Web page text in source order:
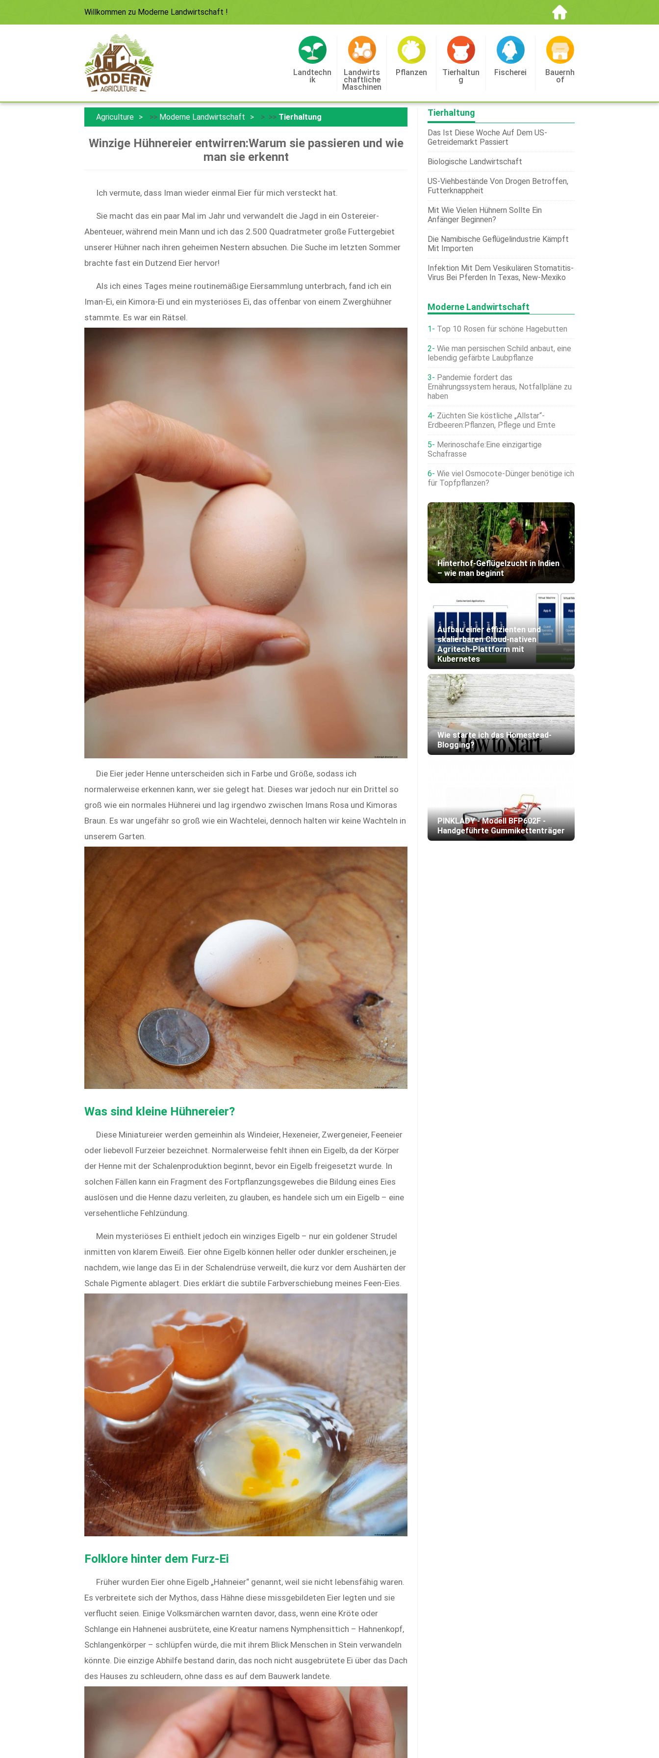
Willkommen zu Moderne Landwirtschaft !
Landtechn
Ik
Landwirts
Chaftliche
Maschinen
Pflanzen Tierhaltun
G
Fischerei Bauernh
Of
Agriculture >> Moderne Landwirtschaft > >> Tierhaltung
Winzige Hühnereier entwirren:Warum sie passieren und wie
man sie erkennt
Ich vermute, dass Iman wieder einmal Eier für mich versteckt hat.
Sie macht das ein paar Mal im Jahr und verwandelt die Jagd in ein Ostereier-
Abenteuer, während mein Mann und ich das 2.500 Quadratmeter große Futtergebiet
unserer Hühner nach ihren geheimen Nestern absuchen. Die Suche im letzten Sommer
brachte fast ein Dutzend Eier hervor!
Als ich eines Tages meine routinemäßige Eiersammlung unterbrach, fand ich ein
Iman-Ei, ein Kimora-Ei und ein mysteriöses Ei, das offenbar von einem Zwerghühner
stammte. Es war ein Rätsel.
Die Eier jeder Henne unterscheiden sich in Farbe und Größe, sodass ich
normalerweise erkennen kann, wer sie gelegt hat. Dieses war jedoch nur ein Drittel so
groß wie ein normales Hühnerei und lag irgendwo zwischen Imans Rosa und Kimoras
Braun. Es war ungefähr so groß wie ein Wachtelei, dennoch halten wir keine Wachteln in
unserem Garten.
Was sind kleine Hühnereier?
Diese Miniatureier werden gemeinhin als Windeier, Hexeneier, Zwergeneier, Feeneier
oder liebevoll Furzeier bezeichnet. Normalerweise fehlt ihnen ein Eigelb, da der Körper
der Henne mit der Schalenproduktion beginnt, bevor ein Eigelb freigesetzt wurde. In
solchen Fällen kann ein Fragment des Fortpflanzungsgewebes die Bildung eines Eies
auslösen und die Henne dazu verleiten, zu glauben, es handele sich um ein Eigelb – eine
versehentliche Fehlzündung.
Mein mysteriöses Ei enthielt jedoch ein winziges Eigelb – nur ein goldener Strudel
inmitten von klarem Eiweiß. Eier ohne Eigelb können heller oder dunkler erscheinen, je
nachdem, wie lange das Ei in der Schalendrüse verweilt, die kurz vor dem Aushärten der
Schale Pigmente ablagert. Dies erklärt die subtile Farbverschiebung meines Feen-Eies.
Folklore hinter dem Furz-Ei
Früher wurden Eier ohne Eigelb „Hahneier“ genannt, weil sie nicht lebensfähig waren.
Es verbreitete sich der Mythos, dass Hähne diese missgebildeten Eier legten und sie
verflucht seien. Einige Volksmärchen warnten davor, dass, wenn eine Kröte oder
Schlange ein Hahnenei ausbrütete, eine Kreatur namens Nymphensittich – Hahnenkopf,
Schlangenkörper – schlüpfen würde, die mit ihrem Blick Menschen in Stein verwandeln
könnte. Die einzige Abhilfe bestand darin, das noch nicht ausgebrütete Ei über das Dach
des Hauses zu schleudern, ohne dass es auf dem Bauwerk landete.
Tierhaltung
Das Ist Diese Woche Auf Dem US-
Getreidemarkt Passiert
Biologische Landwirtschaft
US-Viehbestände Von Drogen Betroffen,
Futterknappheit
Mit Wie Vielen Hühnern Sollte Ein
Anfänger Beginnen?
Die Namibische Geflügelindustrie Kämpft
Mit Importen
Infektion Mit Dem Vesikulären Stomatitis-
Virus Bei Pferden In Texas, New-Mexiko
Moderne Landwirtschaft
Top 10 Rosen für schöne Hagebutten
Wie man persischen Schild anbaut, eine
lebendig gefärbte Laubpflanze
Pandemie fordert das
Ernährungssystem heraus, Notfallpläne zu
haben
Züchten Sie köstliche „Allstar“-
Erdbeeren:Pflanzen, Pflege und Ernte
Merinoschafe:Eine einzigartige
Schafrasse
Wie viel Osmocote-Dünger benötige ich
für Topfpflanzen?
Hinterhof-Geflügelzucht in Indien
– wie man beginnt
Aufbau einer effizienten und
skalierbaren Cloud-nativen
Agritech-Plattform mit
Kubernetes
Wie starte ich das Homestead-
Blogging?
PINKLADY - Modell BFP602F -
Handgeführte Gummikettenträger